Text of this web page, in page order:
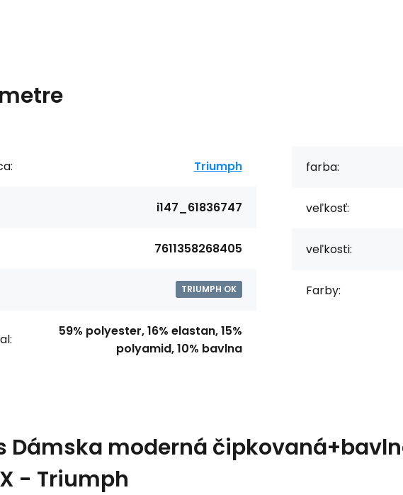
Triumph
i147_61836747
7611358268405
TRIUMPH OK
59% polyester, 16% elastan, 15%
polyamid, 10% bavlna
farba:
veľkosť:
veľkosti:
Farby:
Dámska moderná
- Triumph